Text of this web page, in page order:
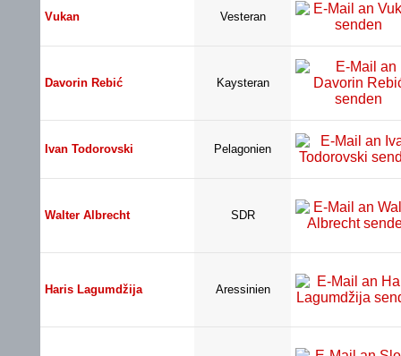
Vukan Vesteran
Davorin Rebić Kaysteran
Ivan Todorovski Pelagonien
Walter Albrecht SDR
Haris Lagumdžija Aressinien